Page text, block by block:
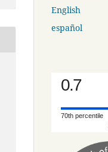
English
español
0.7
70th percentile